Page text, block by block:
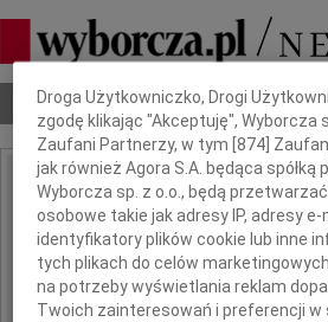
Nekrologi Odeszli Poradnik
IMIĘ I NAZWISKO: Ludwik
REGION: Opole
DATA EMISJI: 23.04.2010
Dbamy o Twoją prywatność
Droga Użytkowniczko, Drogi
zgodę klikając "Akceptuję", Wyborcza
Zaufani Partnerzy, w tym [874 ]
jak również Agora S.A. będąca spółką
Wyborcza sp. z o.o., będą
osobowe takie jak adresy IP, adresy
identyfikatory plików cookie lub inne
tych plikach do celów
na potrzeby wyświetlania reklam
Twoich zainteresowań i preferencji w